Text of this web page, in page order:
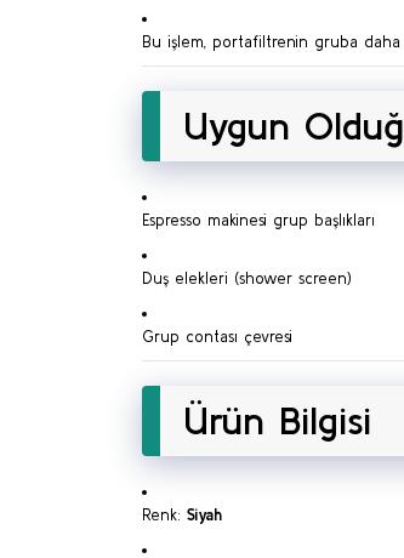
Bu işlem, portafiltrenin gruba daha
Uygun
Espresso makinesi grup başlıkları
Duş elekleri (shower screen)
Grup contası çevresi
Ürün Bilgisi
Renk: Siyah